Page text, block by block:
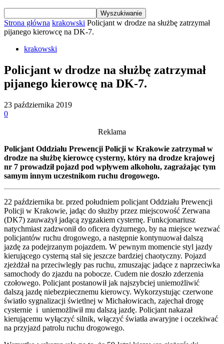
Strona główna krakowski Policjant w drodze na służbę zatrzymał
pijanego kierowcę na DK-7.
krakowski
Policjant w drodze na służbę zatrzymał
pijanego kierowcę na DK-7.
23 października 2019
0
Reklama
Policjant Oddziału Prewencji Policji w Krakowie zatrzymał w
drodze na służbę kierowcę cysterny, który na drodze krajowej
nr 7 prowadził pojazd pod wpływem alkoholu, zagrażając tym
samym innym uczestnikom ruchu drogowego.
22 października br. przed południem policjant Oddziału Prewencji
Policji w Krakowie, jadąc do służby przez miejscowość Zerwana
(DK7) zauważył jadącą zygzakiem cysternę. Funkcjonariusz
natychmiast zadzwonił do oficera dyżurnego, by na miejsce wezwać
policjantów ruchu drogowego, a następnie kontynuował dalszą
jazdę za podejrzanym pojazdem. W pewnym momencie styl jazdy
kierującego cysterną stał się jeszcze bardziej chaotyczny. Pojazd
zjeżdżał na przeciwległy pas ruchu, zmuszając jadące z naprzeciwka
samochody do zjazdu na pobocze. Cudem nie doszło zderzenia
czołowego. Policjant postanowił jak najszybciej uniemożliwić
dalszą jazdę niebezpiecznemu kierowcy. Wykorzystując czerwone
światło sygnalizacji świetlnej w Michałowicach, zajechał drogę
cysternie i uniemożliwił mu dalszą jazdę. Policjant nakazał
kierującemu wyłączyć silnik, włączyć światła awaryjne i oczekiwać
na przyjazd patrolu ruchu drogowego.